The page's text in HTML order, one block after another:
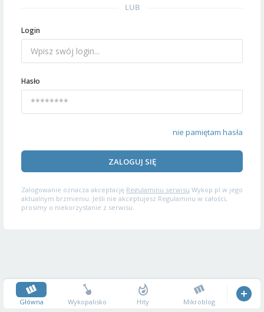
LUB
Login
Hasło
nie pamiętam hasła
ZALOGUJ SIĘ
Zalogowanie oznacza akceptację Regulaminu serwisu Wykop.pl w jego
aktualnym brzmieniu. Jeśli nie akceptujesz Regulaminu w całości,
prosimy o niekorzystanie z serwisu.
Główna Wykopalisko Hity Mikroblog